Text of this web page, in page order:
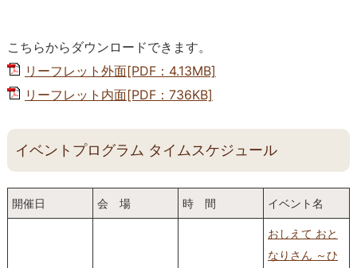
こちらからダウンロードできます。
リーフレット外面[PDF：4.13MB]
リーフレット内面[PDF：736KB]
イベントプログラム タイムスケジュール
開催日 会 場 時 間 イベント名
おしえて おと
なりさん ～ひ